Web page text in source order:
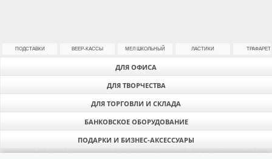
ДЛЯ ОФИСА
ДЛЯ ТВОРЧЕСТВА
ДЛЯ ТОРГОВЛИ И СКЛАДА
БАНКОВСКОЕ ОБОРУДОВАНИЕ
ПОДАРКИ И БИЗНЕС-АКСЕССУАРЫ
ПОДСТАВКИ ВЕЕР-КАССЫ МЕЛ ШКОЛЬНЫЙ ЛАСТИКИ